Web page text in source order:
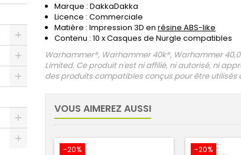
Marque : DakkaDakka
Licence : Commerciale
Matière : Impression 3D en résine ABS-like
Contenu : 10 x Casques de Nurgle compatibles
Warhammer®, Warhammer 40k®, Warhammer
Limited. Ce produit n'est ni affilié, ni autorisé, ni
des produits compatibles conçus pour être
VOUS AIMEREZ AUSSI
-20%
-20%